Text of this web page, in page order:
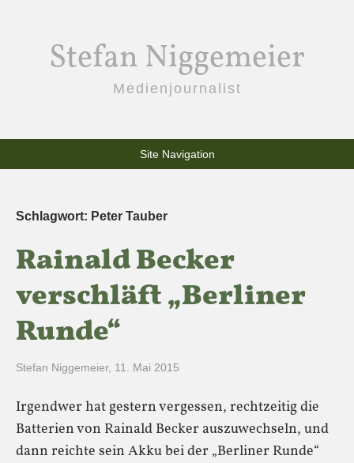
Stefan Niggemeier
Medienjournalist
Site Navigation
Schlagwort: Peter Tauber
Rainald Becker
verschläft „Berliner
Runde“
Stefan Niggemeier, 11. Mai 2015
Irgendwer hat gestern vergessen, rechtzeitig die
Batterien von Rainald Becker auszuwechseln, und
dann reichte sein Akku bei der „Berliner Runde“